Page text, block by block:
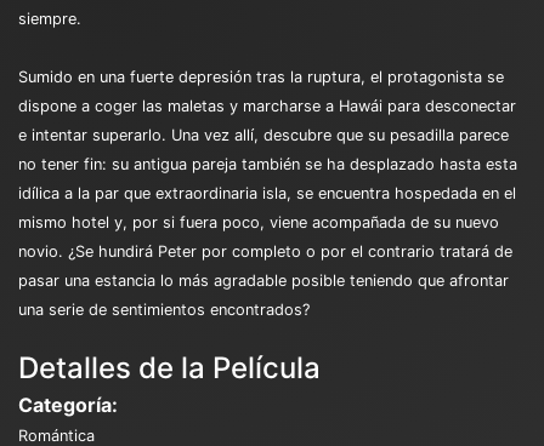
siempre.
Sumido en una fuerte depresión tras la ruptura, el protagonista se
dispone a coger las maletas y marcharse a Hawái para desconectar
e intentar superarlo. Una vez allí, descubre que su pesadilla parece
no tener fin: su antigua pareja también se ha desplazado hasta esta
idílica a la par que extraordinaria isla, se encuentra hospedada en el
mismo hotel y, por si fuera poco, viene acompañada de su nuevo
novio. ¿Se hundirá Peter por completo o por el contrario tratará de
pasar una estancia lo más agradable posible teniendo que afrontar
una serie de sentimientos encontrados?
Detalles de la Película
Categoría:
Romántica